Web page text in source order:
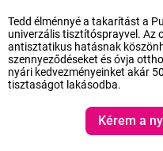
Tedd élménnyé a takarítást a
univerzális tisztítósprayvel. Az
antisztatikus hatásnak
szennyeződéseket és óvja
nyári kedvezményeinket akár
tisztaságot lakásodba.
Kérem a